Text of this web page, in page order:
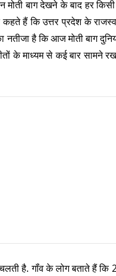
बाग देखने के बाद हर किसी
कहते हैं कि उत्तर प्रदेश के
है कि आज मोती बाग
के माध्यम से कई बार सामने
है. गॉंव के लोग बताते हैं